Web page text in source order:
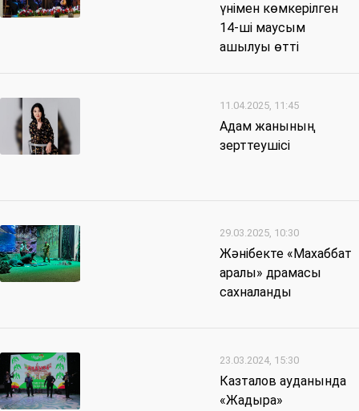
үнімен көмкерілген
14-ші маусым
ашылуы өтті
11.04.2025, 11:45
Адам жанының
зерттеушісі
29.03.2025, 10:30
Жәнібекте «Махаббат
аралы» драмасы
сахналанды
23.03.2024, 15:30
Казталов ауданында
«Жадыра»